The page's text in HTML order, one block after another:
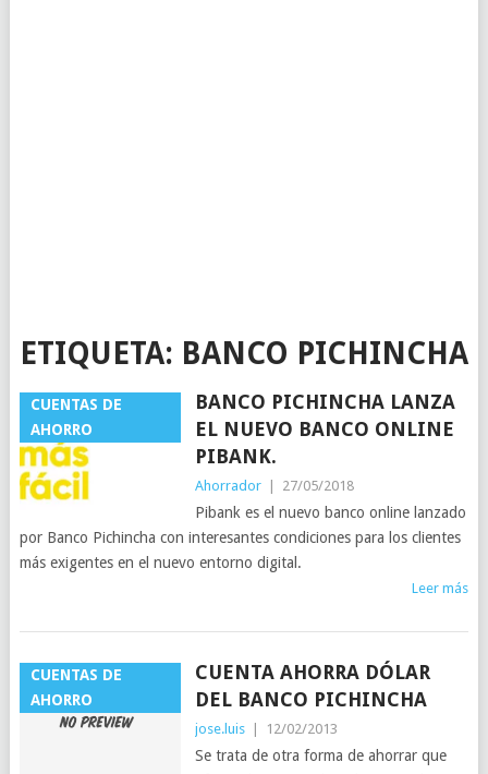
ETIQUETA: BANCO PICHINCHA
CUENTAS DE
AHORRO
BANCO PICHINCHA LANZA
EL NUEVO BANCO ONLINE
PIBANK.
Ahorrador 27/05/2018
Pibank es el nuevo banco online lanzado
por Banco Pichincha con interesantes condiciones para los clientes
más exigentes en el nuevo entorno digital.
Leer más
CUENTAS DE
AHORRO
CUENTA AHORRA DÓLAR
DEL BANCO PICHINCHA
jose.luis 12/02/2013
Se trata de otra forma de ahorrar que